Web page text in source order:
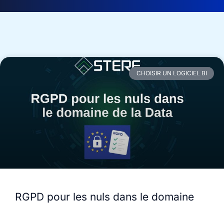
CHOISIR UN LOGICIEL BI
RGPD pour les nuls dans le domaine
PagePagePage